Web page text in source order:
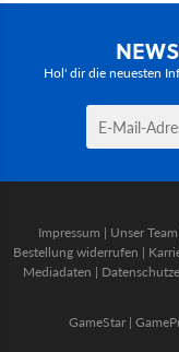
Hol' dir die neuesten
Impressum | Unser Team
Bestellung widerrufen |
Mediadaten |
GameStar|